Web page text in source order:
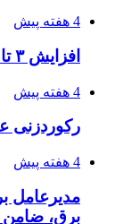
۱۴۰۵/۰۴/۱۵
دقیق‌ترین
۱۴۰۵/۰۴/۱۴